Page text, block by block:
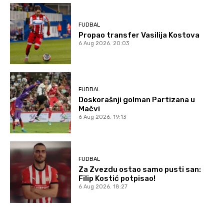
FUDBAL
Propao transfer Vasilija Kostova
6 Aug 2026. 20:03
FUDBAL
Doskorašnji golman Partizana u
Mačvi
6 Aug 2026. 19:13
FUDBAL
Za Zvezdu ostao samo pusti san:
Filip Kostić potpisao!
6 Aug 2026. 18:27